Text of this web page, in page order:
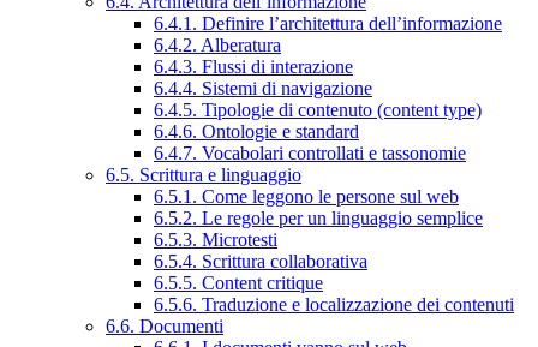
6.4.1. Definire l’architettura dell’informazione
6.4.2. Alberatura
6.4.3. Flussi di interazione
6.4.4. Sistemi di navigazione
6.4.5. Tipologie di contenuto (content type)
6.4.6. Ontologie e standard
6.4.7. Vocabolari controllati e tassonomie
6.5. Scrittura e linguaggio
6.5.1. Come leggono le persone sul web
6.5.2. Le regole per un linguaggio semplice
6.5.3. Microtesti
6.5.4. Scrittura collaborativa
6.5.5. Content critique
6.5.6. Traduzione e localizzazione dei contenuti
6.6. Documenti